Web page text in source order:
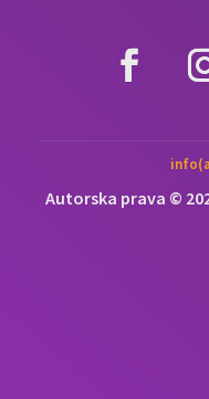
Autorska prava ©